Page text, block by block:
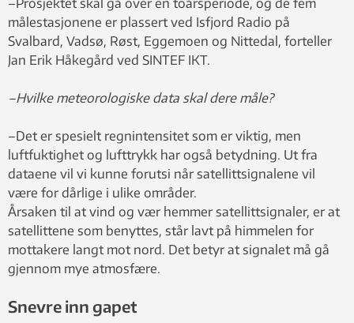
–Prosjektet skal gå over en toårsperiode, og de fem
målestasjonene er plassert ved Isfjord Radio på
Svalbard, Vadsø, Røst, Eggemoen og Nittedal, forteller
Jan Erik Håkegård ved SINTEF IKT.
–Hvilke meteorologiske data skal dere måle?
–Det er spesielt regnintensitet som er viktig, men
luftfuktighet og lufttrykk har også betydning. Ut fra
dataene vil vi kunne forutsi når satellittsignalene vil
være for dårlige i ulike områder.
Årsaken til at vind og vær hemmer satellittsignaler, er at
satellittene som benyttes, står lavt på himmelen for
mottakere langt mot nord. Det betyr at signalet må gå
gjennom mye atmosfære.
Snevre inn gapet